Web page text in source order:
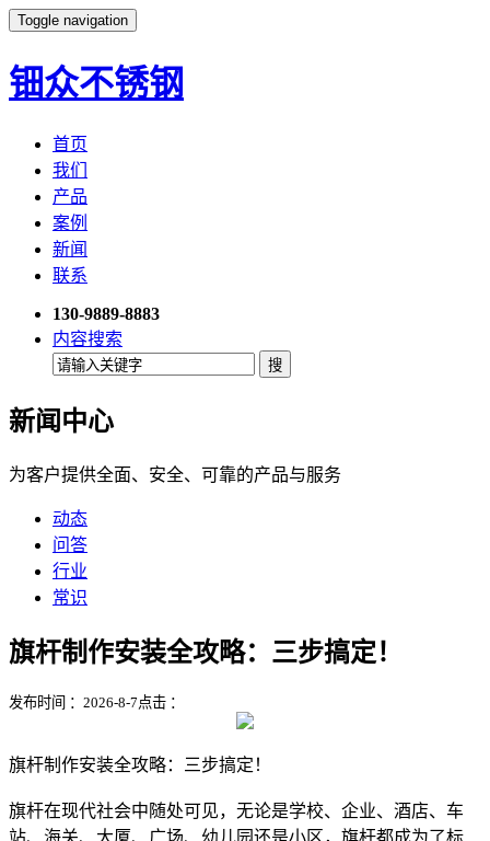
Toggle navigation
钿众不锈钢
首页
我们
产品
案例
新闻
联系
130-9889-8883
内容搜索
新闻中心
为客户提供全面、安全、可靠的产品与服务
动态
问答
行业
常识
旗杆制作安装全攻略：三步搞定！
发布时间 ：2026-8-7 点击 ：
旗杆制作安装全攻略：三步搞定！
旗杆在现代社会中随处可见，无论是学校、企业、酒店、车
站、海关、大厦、广场、幼儿园还是小区，旗杆都成为了标